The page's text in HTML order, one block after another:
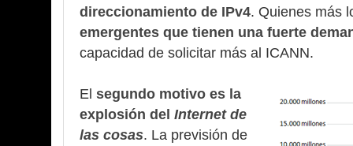
direccionamiento de IPv4. Quienes más
emergentes que tienen una fuerte
capacidad de solicitar más al ICANN.
El segundo motivo es la
explosión del Internet de
las cosas. La previsión de